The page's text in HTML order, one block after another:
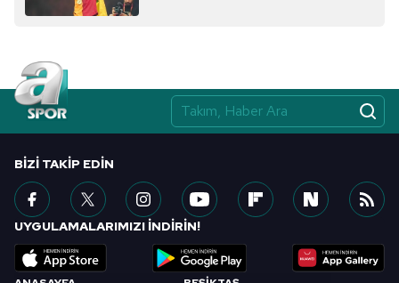
BIZI TAKIP EDIN
UYGULAMALARIMIZI İNDİRİN!